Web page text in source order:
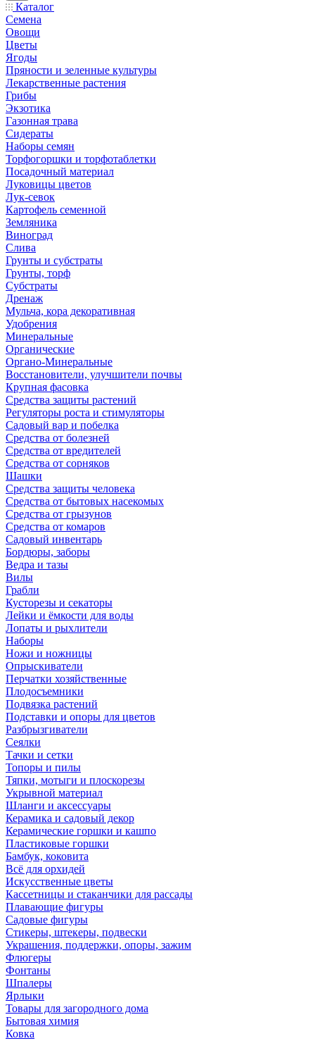
Каталог
Семена
Овощи
Цветы
Ягоды
Пряности и зеленные культуры
Лекарственные растения
Грибы
Экзотика
Газонная трава
Сидераты
Наборы семян
Торфогоршки и торфотаблетки
Посадочный материал
Луковицы цветов
Лук-севок
Картофель семенной
Земляника
Виноград
Слива
Грунты и субстраты
Грунты, торф
Субстраты
Дренаж
Мульча, кора декоративная
Удобрения
Минеральные
Органические
Органо-Минеральные
Восстановители, улучшители почвы
Крупная фасовка
Средства защиты растений
Регуляторы роста и стимуляторы
Садовый вар и побелка
Средства от болезней
Средства от вредителей
Средства от сорняков
Шашки
Средства защиты человека
Средства от бытовых насекомых
Средства от грызунов
Средства от комаров
Садовый инвентарь
Бордюры, заборы
Ведра и тазы
Вилы
Грабли
Кусторезы и секаторы
Лейки и ёмкости для воды
Лопаты и рыхлители
Наборы
Ножи и ножницы
Опрыскиватели
Перчатки хозяйственные
Плодосъемники
Подвязка растений
Подставки и опоры для цветов
Разбрызгиватели
Сеялки
Тачки и сетки
Топоры и пилы
Тяпки, мотыги и плоскорезы
Укрывной материал
Шланги и аксессуары
Керамика и садовый декор
Керамические горшки и кашпо
Пластиковые горшки
Бамбук, коковита
Всё для орхидей
Искусственные цветы
Кассетницы и стаканчики для рассады
Плавающие фигуры
Садовые фигуры
Стикеры, штекеры, подвески
Украшения, поддержки, опоры, зажим
Флюгеры
Фонтаны
Шпалеры
Ярлыки
Товары для загородного дома
Бытовая химия
Ковка